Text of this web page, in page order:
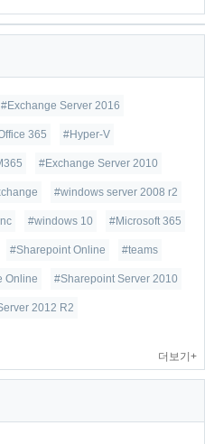
#Exchange Server 2016
365 #Hyper-V
#Exchange Server 2010
#windows server 2008 r2
#windows 10 #Microsoft 365
#Sharepoint Online #teams
Online #Sharepoint Server 2010
2012 R2
더보기+